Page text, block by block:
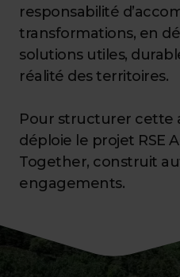
responsabilité
transformations, en
solutions utiles,
réalité des territoires.
Pour structurer cette
déploie le projet RSE
Together, construit
engagements.